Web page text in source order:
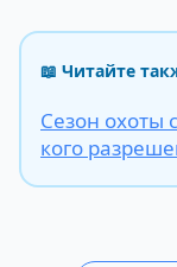
📖 Читайте
Сезон охоты
кого